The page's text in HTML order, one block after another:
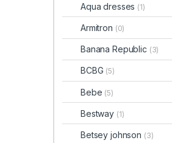
Aqua dresses (1)
Armitron (0)
Banana Republic (3)
BCBG (5)
Bebe (5)
Bestway (1)
Betsey johnson (3)